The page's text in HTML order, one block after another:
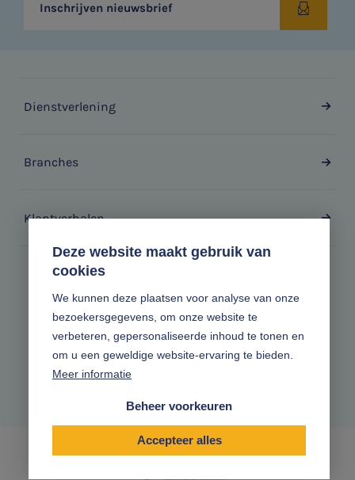
Deze website maakt gebruik van
cookies
We kunnen deze plaatsen voor analyse van onze
bezoekersgegevens, om onze website te
verbeteren, gepersonaliseerde inhoud te tonen en
om u een geweldige website-ervaring te bieden.
Meer informatie
Beheer voorkeuren
Accepteer alles
Inschrijven nieuwsbrief
Dienstverlening
Branches
Klantverhalen
Volg ons online